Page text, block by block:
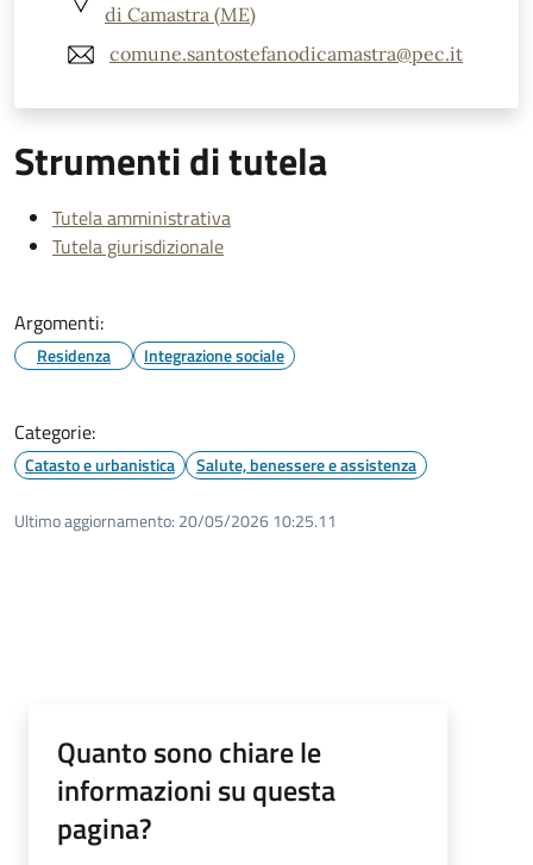
di Camastra (ME)
comune.santostefanodicamastra@pec.it
Strumenti di tutela
Tutela amministrativa
Tutela giurisdizionale
Argomenti:
Residenza Integrazione sociale
Categorie:
Catasto e urbanistica Salute, benessere e assistenza
Ultimo aggiornamento: 20/05/2026 10:25.11
Quanto sono chiare le
informazioni su questa
pagina?